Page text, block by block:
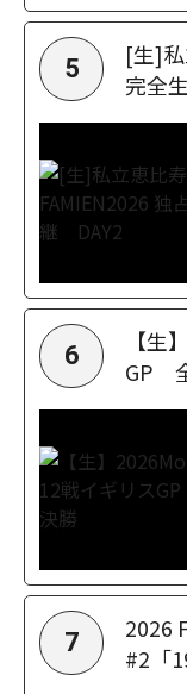
5
[生]
完全
6
【
GP
7
2026
#2「